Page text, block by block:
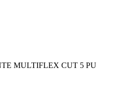
MULTIFLEX CUT 5 PU